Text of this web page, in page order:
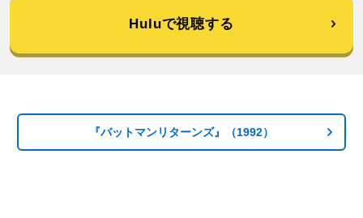
Huluで視聴する
『バットマンリターンズ』（1992）